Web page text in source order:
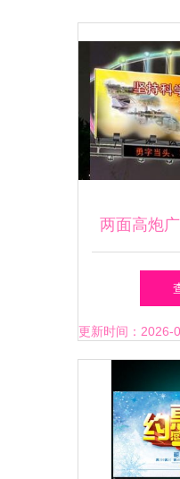
两面高炮
外高炮广
更新时间：2026-